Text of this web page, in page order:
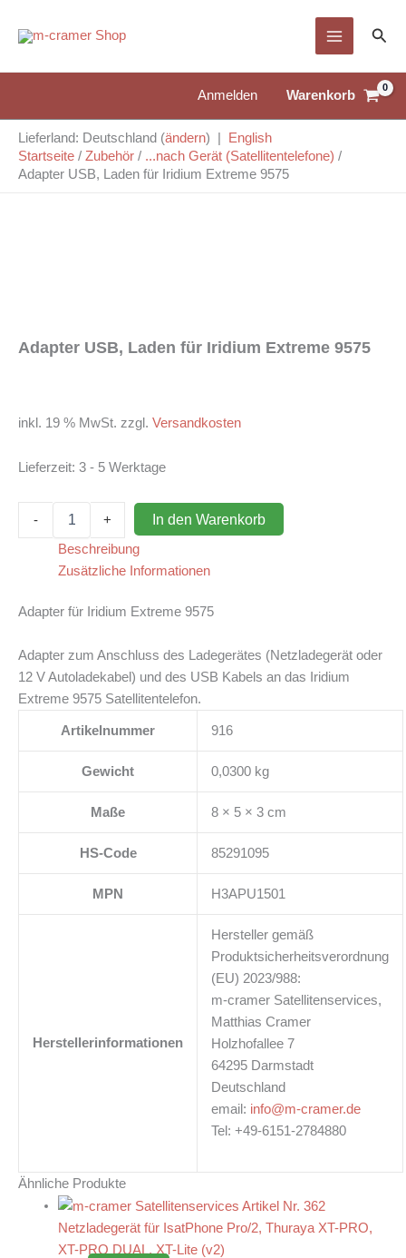
Inhalt
Anmelden Warenkorb
Lieferland: Deutschland (ändern) |
English
Startseite / Zubehör / ...nach Gerät (Satellitentelefone) /
Adapter USB, Laden für Iridium Extreme 9575
Adapter USB, Laden für Iridium Extreme 9575
inkl. 19 % MwSt. zzgl. Versandkosten
Lieferzeit: 3 - 5 Werktage
-
9575
+ In den Warenkorb
Beschreibung
Zusätzliche Informationen
Adapter für Iridium Extreme 9575
Adapter zum Anschluss des Ladegerätes (Netzladegerät oder
12 V Autoladekabel) und des USB Kabels an das Iridium
Extreme 9575 Satellitentelefon.
Artikelnummer 916
Gewicht 0,0300 kg
Maße 8 × 5 × 3 cm
HS-Code 85291095
MPN H3APU1501
Herstellerinformationen
Hersteller gemäß
Produktsicherheitsverordnung
(EU) 2023/988:
m-cramer Satellitenservices,
Matthias Cramer
Holzhofallee 7
64295 Darmstadt
Deutschland
email: info@m-cramer.de
Tel: +49-6151-2784880
Ähnliche Produkte
Netzladegerät für IsatPhone Pro/2, Thuraya XT-PRO,
XT-PRO DUAL, XT-Lite (v2)